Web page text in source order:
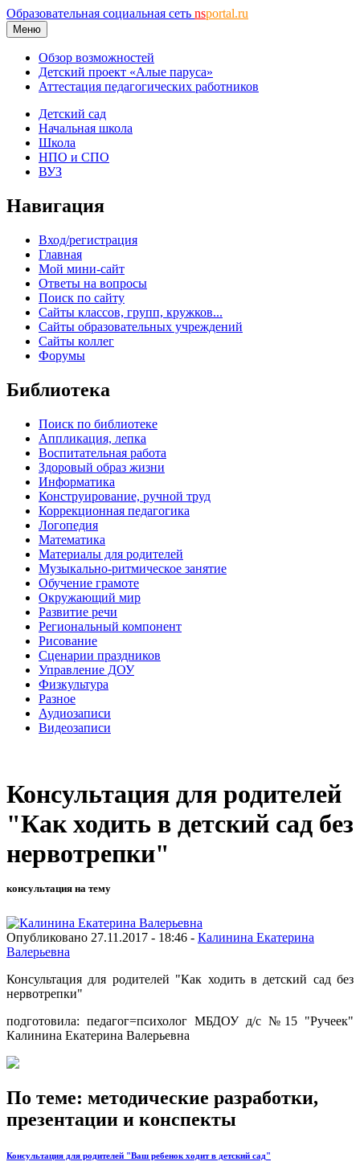
Образовательная социальная сеть nsportal.ru
Меню
Обзор возможностей
Детский проект «Алые паруса»
Аттестация педагогических работников
Детский сад
Начальная школа
Школа
НПО и СПО
ВУЗ
Навигация
Вход/регистрация
Главная
Мой мини-сайт
Ответы на вопросы
Поиск по сайту
Сайты классов, групп, кружков...
Сайты образовательных учреждений
Сайты коллег
Форумы
Библиотека
Поиск по библиотеке
Аппликация, лепка
Воспитательная работа
Здоровый образ жизни
Информатика
Конструирование, ручной труд
Коррекционная педагогика
Логопедия
Математика
Материалы для родителей
Музыкально-ритмическое занятие
Обучение грамоте
Окружающий мир
Развитие речи
Региональный компонент
Рисование
Сценарии праздников
Управление ДОУ
Физкультура
Разное
Аудиозаписи
Видеозаписи
Консультация для родителей
"Как ходить в детский сад без
нервотрепки"
консультация на тему
Опубликовано 27.11.2017 - 18:46 - Калинина Екатерина
Валерьевна
Консультация для родителей "Как ходить в детский сад без
нервотрепки"
подготовила: педагог=психолог МБДОУ д/с №15 "Ручеек"
Калинина Екатерина Валерьевна
По теме: методические разработки,
презентации и конспекты
Консультация для родителей "Ваш ребенок ходит в детский сад"